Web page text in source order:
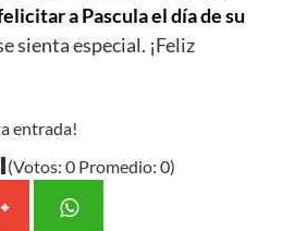
a Pascula el día de su
sienta especial. ¡Feliz
entrada!
(Votos: 0 Promedio: 0)